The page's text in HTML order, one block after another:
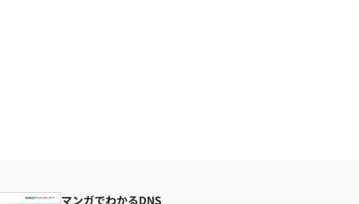
マンガでわかるDNS